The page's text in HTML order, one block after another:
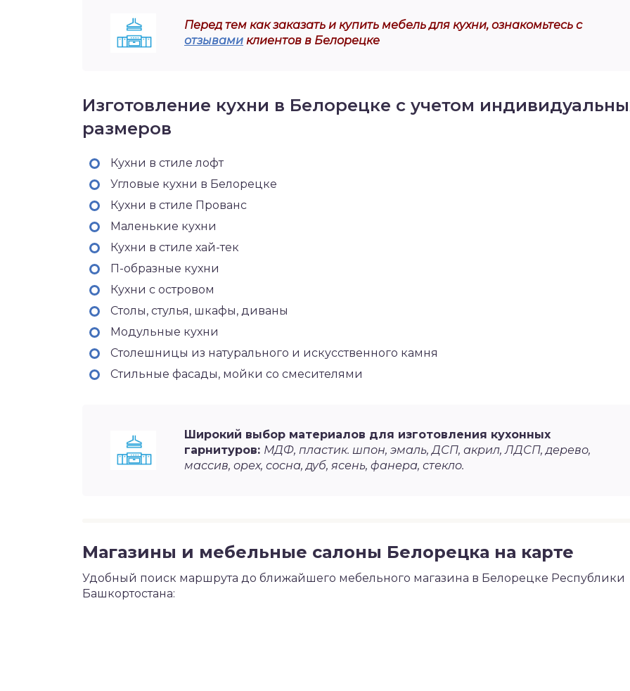
Перед тем как заказать и купить мебель для кухни, ознакомьтесь с
отзывами клиентов в Белорецке
Изготовление кухни в Белорецке с учетом
размеров
Кухни в стиле лофт
Угловые кухни в Белорецке
Кухни в стиле Прованс
Маленькие кухни
Кухни в стиле хай-тек
П-образные кухни
Кухни с островом
Столы, стулья, шкафы, диваны
Модульные кухни
Столешницы из натурального и искусственного камня
Стильные фасады, мойки со смесителями
Широкий выбор материалов для изготовления кухонных
гарнитуров: МДФ, пластик. шпон, эмаль, ДСП, акрил, ЛДСП, дерево,
массив, орех, сосна, дуб, ясень, фанера, стекло.
Магазины и мебельные салоны Белорецка на карте
Удобный поиск маршрута до ближайшего мебельного магазина в Белорецке Республики
Башкортостана: